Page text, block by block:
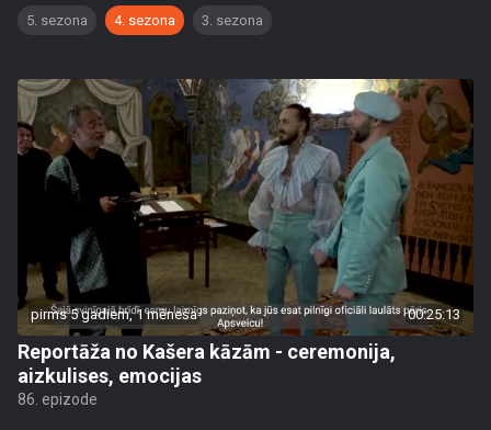
5. sezona 4. sezona 3. sezona
pirms 5 gadiem, 1 mēneša 00:25:13
Reportāža no Kašera kāzām - ceremonija,
aizkulises, emocijas
86. epizode